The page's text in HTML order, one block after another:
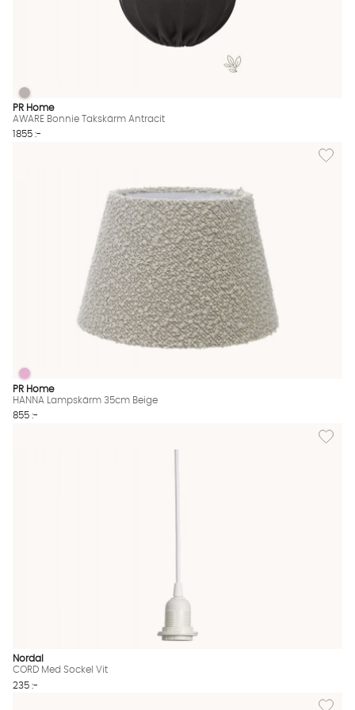
AWARE Bonnie Takskärm Antracit Finns även i dessa färger:
AWARE Bonnie Takskärm Antracit
PR Home
AWARE Bonnie Takskärm Antracit
1855 :-
Lägg
HANNA Lampskärm 35cm Beige Finns även i dessa färger:
HANNA Lampskärm 35cm Beige
PR Home
HANNA Lampskärm 35cm Beige
855 :-
Lägg
Nordal
CORD Med Sockel Vit
235 :-
Lägg